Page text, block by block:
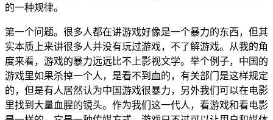
的一种规律。
第一个问题。很多人都在讲游戏好像是一个暴力的东西，但其
实本质上来讲很多人并没有玩过游戏，不了解游戏。从我的角
度来看，游戏的暴力远远比不上影视文学。举个例子，中国的
游戏里如果杀掉一个人，是看不到血的，有关部门是这样规定
的，但是有人居然认为中国游戏很暴力，另外我们可以在电影
里找到大量血腥的镜头。作为我们这一代人，看游戏和看电影